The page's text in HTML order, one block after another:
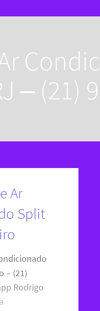
– (21)
Ar
Split
– (21)
Rodrigo